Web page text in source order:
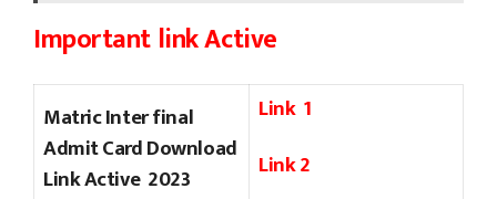
Important link Active
Matric Inter final
Admit Card Download
Link Active 2023
Link 1
Link 2